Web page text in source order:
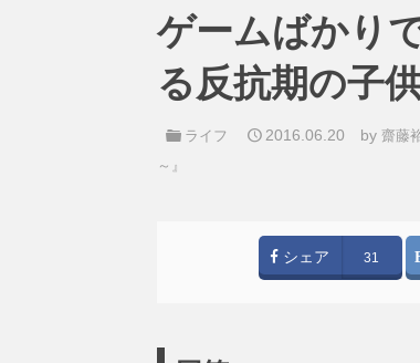
ゲームばかり
る反抗期の子
ライフ 2016.06.20 by齋藤
～』
シェア 31